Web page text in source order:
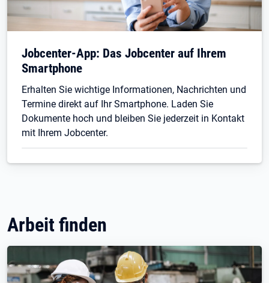
Jobcenter-App: Das Jobcenter auf Ihrem
Smartphone
Erhalten Sie wichtige Informationen, Nachrichten und
Termine direkt auf Ihr Smartphone. Laden Sie
Dokumente hoch und bleiben Sie jederzeit in Kontakt
mit Ihrem Jobcenter.
Arbeit finden